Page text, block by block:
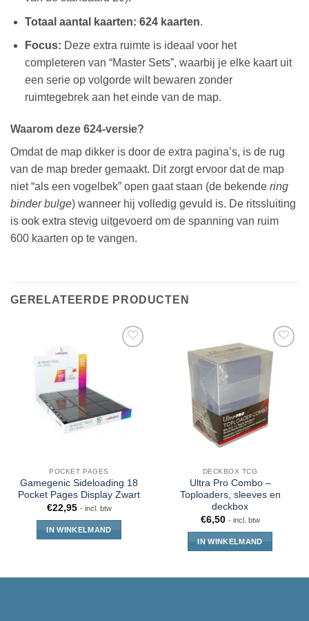
Totaal aantal kaarten: 624 kaarten.
Focus: Deze extra ruimte is ideaal voor het
completeren van “Master Sets”, waarbij je elke kaart uit
een serie op volgorde wilt bewaren zonder
ruimtegebrek aan het einde van de map.
Waarom deze 624-versie?
Omdat de map dikker is door de extra pagina’s, is de rug
van de map breder gemaakt. Dit zorgt ervoor dat de map
niet “als een vogelbek” open gaat staan (de bekende ring
binder bulge) wanneer hij volledig gevuld is. De ritssluiting
is ook extra stevig uitgevoerd om de spanning van ruim
600 kaarten op te vangen.
GERELATEERDE PRODUCTEN
POCKET PAGES
Gamegenic Sideloading 18
Pocket Pages Display Zwart
€22,95 - incl. btw
IN WINKELMAND
DECKBOX TCG
Ultra Pro Combo –
Toploaders, sleeves en
deckbox
€6,50 - incl. btw
IN WINKELMAND